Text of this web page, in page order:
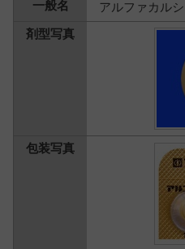
アルファカル